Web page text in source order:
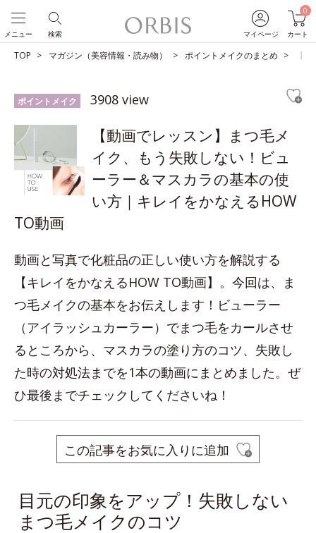
マイページ
0
カート
検索
メニュー
TOP マガジン（美容情報・読み物） ポイントメイクのまとめ 【
ポイントメイク 3908 view
【動画でレッスン】まつ毛メ
イク、もう失敗しない！ビュ
ーラー＆マスカラの基本の使
い方｜キレイをかなえるHOW
TO動画
動画と写真で化粧品の正しい使い方を解説する
【キレイをかなえるHOW TO動画】。今回は、ま
つ毛メイクの基本をお伝えします！ビューラー
（アイラッシュカーラー）でまつ毛をカールさせ
るところから、マスカラの塗り方のコツ、失敗し
た時の対処法までを1本の動画にまとめました。ぜ
ひ最後までチェックしてくださいね！
この記事をお気に入りに追加
目元の印象をアップ！失敗しない
まつ毛メイクのコツ